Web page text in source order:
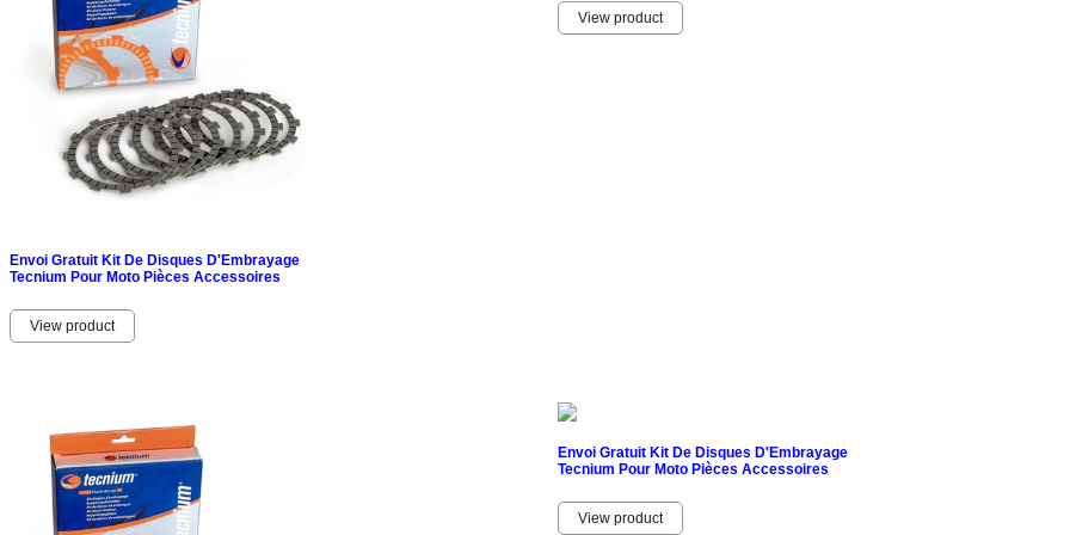
Envoi Gratuit Kit De Disques D'Embrayage
Tecnium Pour Moto Pièces Accessoires
View product
View product
Envoi Gratuit Kit De Disques D'Embrayage
Tecnium Pour Moto Pièces Accessoires
View product